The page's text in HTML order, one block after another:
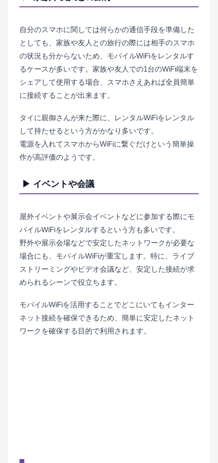
自分のスマホに関しては何らかの通信手段を準備した
としても、家族や友人との旅行の際には相手のスマホ
の状況も分からないため、モバイルWiFiをレンタルす
るケースが多いです。家族や友人での1台のWiFi端末を
シェアして使用する場合、スマホさえあれば全員簡単
に接続することが出来ます。
タイに親御さんが来た際に、レンタルWiFiをレンタル
して持たせるという方がかなり多いです。
電源を入れてスマホからWiFiに繋ぐだけという簡単操
作が高評価のようです。
▶ イベントや会議
屋外イベントや展示会イベントなどに参加する際にモ
バイルWiFiをレンタルするという方も多いです。
野外や展示会場などで安定したネットワークが必要な
場合にも、モバイルWiFiが重宝します。特に、ライブ
ストリーミングやビデオ会議など、安定した接続が求
められるシーンで役立ちます。
モバイルWiFiを活用することでどこにいてもインター
ネット接続を確保できるため、簡単に安定したネット
ワークを確保する目的で利用されます。